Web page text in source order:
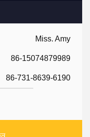
Miss. Amy
86-15074879989
86-731-8639-6190